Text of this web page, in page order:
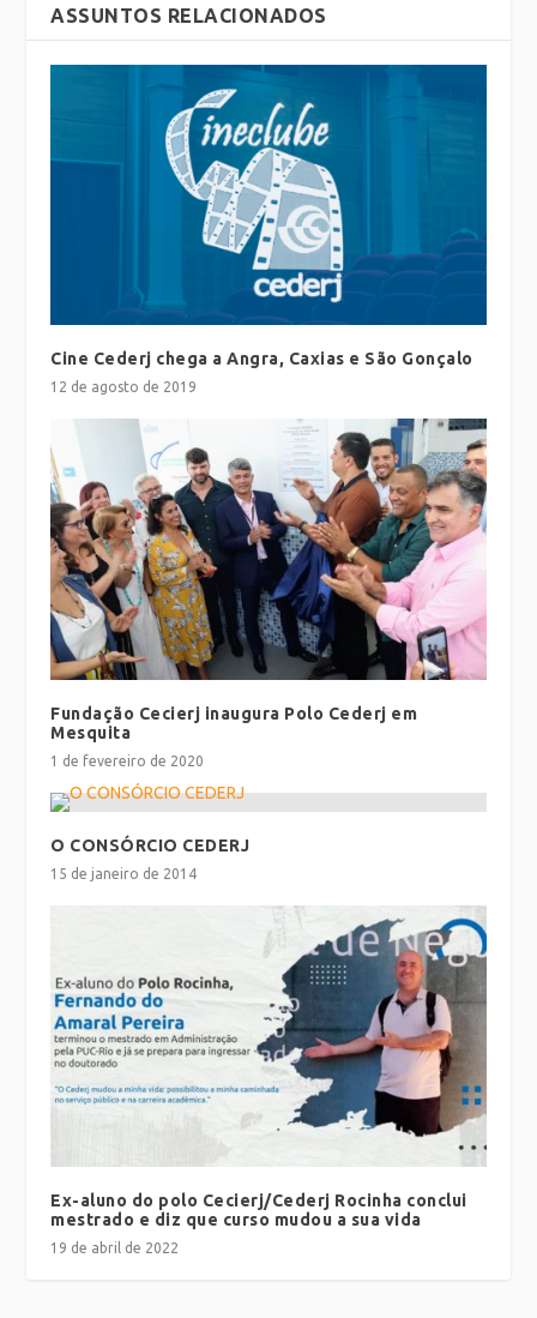
ASSUNTOS RELACIONADOS
Cine Cederj chega a Angra, Caxias e São Gonçalo
12 de agosto de 2019
Fundação Cecierj inaugura Polo Cederj em
Mesquita
1 de fevereiro de 2020
O CONSÓRCIO CEDERJ
15 de janeiro de 2014
Ex-aluno do polo Cecierj/Cederj Rocinha conclui
mestrado e diz que curso mudou a sua vida
19 de abril de 2022